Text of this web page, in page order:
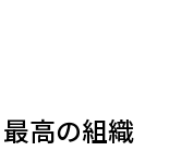
最高の組織